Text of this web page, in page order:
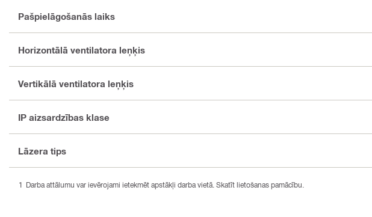
Pašpielāgošanās laiks
Horizontālā ventilatora leņķis
Vertikālā ventilatora leņķis
IP aizsardzības klase
Lāzera tips
Darba attālumu var ievērojami ietekmēt apstākļi darba vietā. Skatīt lietošanas pamācību.